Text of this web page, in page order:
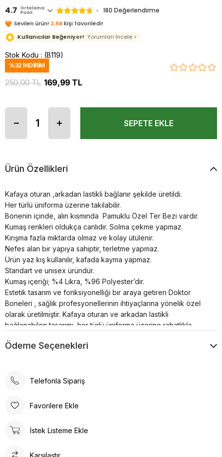
4.7 Ortalama
Puan 180 Değerlendirme
Sevilen ürün! 2,6Bkişi favoriledi!
Kullanıcılar Beğeniyor! Yorumları İncele >
Stok Kodu (B119)
%32 İNDIRIM
250,00 TL 169,99 TL
Ürün Özellikleri
Kafaya oturan ,arkadan lastikli bağlanır şekilde üretildi.
Her türlü üniforma üzerine takılabilir.
Bonenin içinde, alın kısmında Pamuklu Özel Ter Bezi vardır.
Kumaş renkleri oldukça canlıdır. Solma çekme yapmaz.
Kırışma fazla miktarda olmaz ve kolay ütülenir.
Nefes alan bir yapıya sahiptir, terletme yapmaz.
Ürün yaz kış kullanılır, kafada kayma yapmaz.
Standart ve unisex üründür.
Kumaş içeriği; %4 Likra, %96 Polyester’dir.
Estetik tasarım ve fonksiyonelliği bir araya getiren Doktor
Boneleri , sağlık profesyonellerinin ihtiyaçlarına yönelik özel
olarak üretilmiştir. Kafaya oturan ve arkadan lastikli
bağlanabilen tasarımı, her türlü üniforma üzerine rahatlıkla
Bonenin iç kısmında yer alan pamuklu özel ter bezi, kullanıcıya
minimum seviyededir ve kolayca ütülenebilir. Nefes alan
Ürün, kafada kayma yapmayacak şekilde tasarlanmıştır, bu da
her cinsiyet ve beden tipine uygunluğu artırır.
Ödeme Seçenekleri
Telefonla Sipariş
Favorilere Ekle
İstek Listeme Ekle
Karşılaştır